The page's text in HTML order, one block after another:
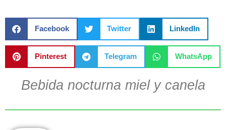
Facebook Twitter LinkedIn
Pinterest Telegram WhatsApp
Bebida nocturna miel y canela